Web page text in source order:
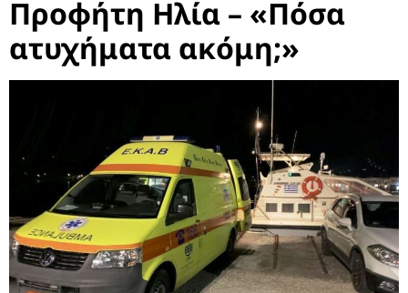
Προφήτη Ηλία – «Πόσα
ατυχήματα ακόμη;»